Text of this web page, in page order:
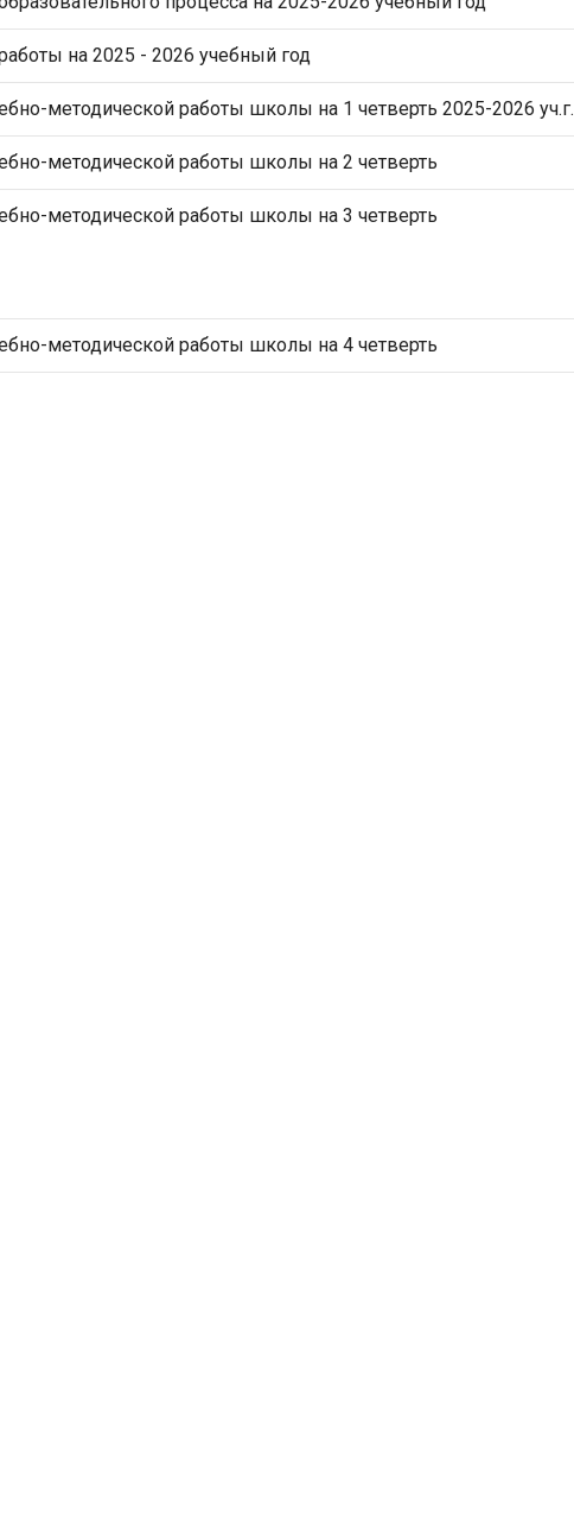
на 2025 - 2026 учебный год
методической работы школы на 1 четверть 2025-2026 уч.г.
методической работы школы на 2 четверть
методической работы школы на 3 четверть
методической работы школы на 4 четверть